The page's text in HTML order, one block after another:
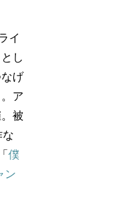
イ
し
げ
ア
被
な
僕
ン